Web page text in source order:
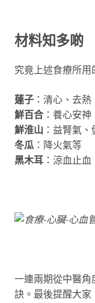
材料知多啲
究竟上述食療所用
蓮子 ：清心、去
鮮百合 ：養心安
鮮淮山 ：益腎氣
冬瓜 ：降火氣等
黑木耳 ：涼血止
一連兩期從中醫
訣。最後提醒大家